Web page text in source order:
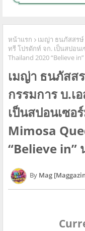
หน้าแรก
เมญ่า ธนภัสสร
ทรี โปรดักท์ จก. เป็นสปอน
Thailand 2020 “Believe
เมญ่า ธนภัสส
กรรมการ บ.เ
เป็นสปอนเซอ
Mimosa
“Believe in”
Mag